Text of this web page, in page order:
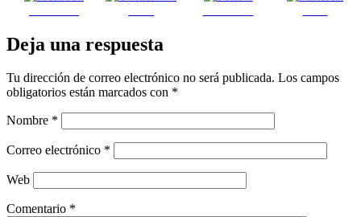
Deja una respuesta
Tu dirección de correo electrónico no será publicada. Los campos
obligatorios están marcados con *
Nombre *
Correo electrónico *
Web
Comentario *